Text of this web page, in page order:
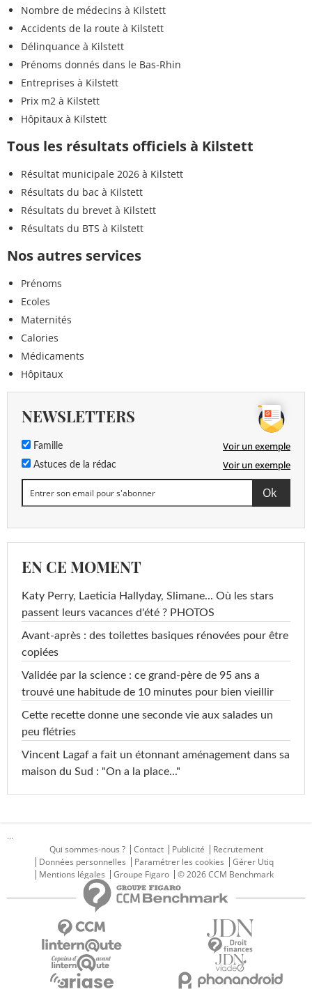
Nombre de médecins à Kilstett
Accidents de la route à Kilstett
Délinquance à Kilstett
Prénoms donnés dans le Bas-Rhin
Entreprises à Kilstett
Prix m2 à Kilstett
Hôpitaux à Kilstett
Tous les résultats officiels à Kilstett
Résultat municipale 2026 à Kilstett
Résultats du bac à Kilstett
Résultats du brevet à Kilstett
Résultats du BTS à Kilstett
Nos autres services
Prénoms
Ecoles
Maternités
Calories
Médicaments
Hôpitaux
NEWSLETTERS
Famille Voir un exemple
Astuces de la rédac Voir un exemple
EN CE MOMENT
Katy Perry, Laeticia Hallyday, Slimane... Où les stars
passent leurs vacances d'été ? PHOTOS
Avant-après : des toilettes basiques rénovées pour être
copiées
Validée par la science : ce grand-père de 95 ans a
trouvé une habitude de 10 minutes pour bien vieillir
Cette recette donne une seconde vie aux salades un
peu flétries
Vincent Lagaf a fait un étonnant aménagement dans sa
maison du Sud : "On a la place..."
...
Qui sommes-nous ?
Contact Publicité
Recrutement
Données personnelles
Paramétrer les cookies
Gérer Utiq
Mentions légales
Groupe Figaro © 2026 CCM Benchmark